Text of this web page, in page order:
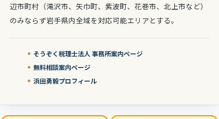
辺市町村（滝沢市、矢巾町、紫波町、花巻市、北上市など）
のみならず岩手県内全域を対応可能エリアとする。
そうぞく税理士法人 事務所案内ページ
無料相談案内ページ
浜田勇毅プロフィール